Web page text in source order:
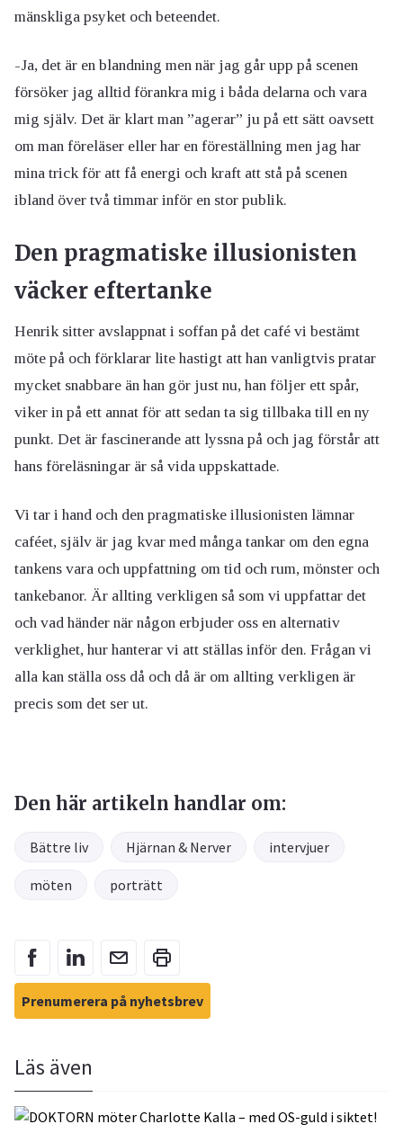
mänskliga psyket och beteendet.
-Ja, det är en blandning men när jag går upp på scenen
försöker jag alltid förankra mig i båda delarna och vara
mig själv. Det är klart man ”agerar” ju på ett sätt oavsett
om man föreläser eller har en föreställning men jag har
mina trick för att få energi och kraft att stå på scenen
ibland över två timmar inför en stor publik.
Den pragmatiske illusionisten
väcker eftertanke
Henrik sitter avslappnat i soffan på det café vi bestämt
möte på och förklarar lite hastigt att han vanligtvis pratar
mycket snabbare än han gör just nu, han följer ett spår,
viker in på ett annat för att sedan ta sig tillbaka till en ny
punkt. Det är fascinerande att lyssna på och jag förstår att
hans föreläsningar är så vida uppskattade.
Vi tar i hand och den pragmatiske illusionisten lämnar
caféet, själv är jag kvar med många tankar om den egna
tankens vara och uppfattning om tid och rum, mönster och
tankebanor. Är allting verkligen så som vi uppfattar det
och vad händer när någon erbjuder oss en alternativ
verklighet, hur hanterar vi att ställas inför den. Frågan vi
alla kan ställa oss då och då är om allting verkligen är
precis som det ser ut.
Den här artikeln handlar om:
Bättre liv Hjärnan & Nerver intervjuer
möten porträtt
Prenumerera på nyhetsbrev
Läs även